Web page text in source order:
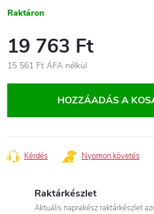
Raktáron
19 763 Ft
15 561 Ft ÁFA nélkül
HOZZÁADÁS A
Kérdés Nyomon követés
Raktárkészlet
Aktuális naprakész raktárkészlet